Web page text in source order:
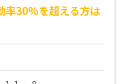
率30%を超える方は